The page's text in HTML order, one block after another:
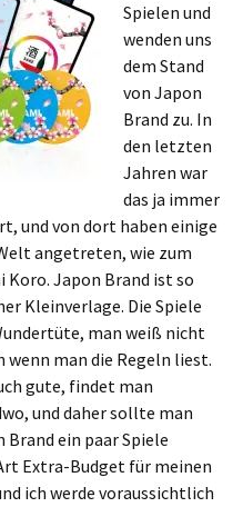
Spielen und
wenden uns
dem Stand
von Japon
Brand zu. In
den letzten
Jahren war
das ja immer
und von dort haben einige
angetreten, wie zum
Koro. Japon Brand ist so
Kleinverlage. Die Spiele
man weiß nicht
man die Regeln liest.
gute, findet man
und daher sollte man
ein paar Spiele
Extra-Budget für meinen
ich werde voraussichtlich